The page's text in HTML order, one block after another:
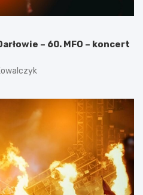
– 60. MFO – koncert